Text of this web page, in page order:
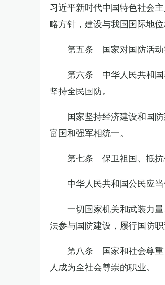
习近平新时代中国特色社会
略方针，建设与我国国际地
第五条 国家对国防活动
第六条 中华人民共和国
坚持全民国防。
国家坚持经济建设和国
富国和强军相统一。
第七条 保卫祖国、抵抗
中华人民共和国公民应当
一切国家机关和武装力
法参与国防建设，履行国防职
第八条 国家和社会尊重
人成为全社会尊崇的职业。